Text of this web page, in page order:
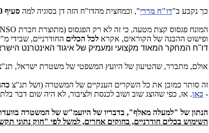
כך נקבע ב"דו"ח מררי", וכמחצית מהדו"ח הזה דן בסוגיה למה סעיף 10א לחוק האזנות סתר מאפשר את החדירה לסמארטפון
המונח פגסוס קצת מטעה, כי זה לא רק הפגסוס (מתוצרת חברת NSO), אלא אוסף רחב של כלים חודרניים ברמות שונות של יכולות, שהפגסוס
ופישוט ההבנה של הקוראים, אקרא לכל הכלים החודרניים, שבידי
דו"ח המחקר המאוד מקצועי ומעמיק של איגוד האינטרנט
אולם, מתברר, שהטיעון של היועץ המשפטי של משטרת ישראל,
זה סותר כמובן את כל השקרים הענקיים של המשטרה (ושל תנ"צ
- כאן. אז, כפי שהוצג שוב ושוב לכנסת ולציבור, לא היה שום דבר
הנתון של "למעלה מאלף", בדבריו של היועמ"ש של המשטרה
השימוש בכלים חודרניים, בחוקים אחרים, למשל לפי "חוק נתוני